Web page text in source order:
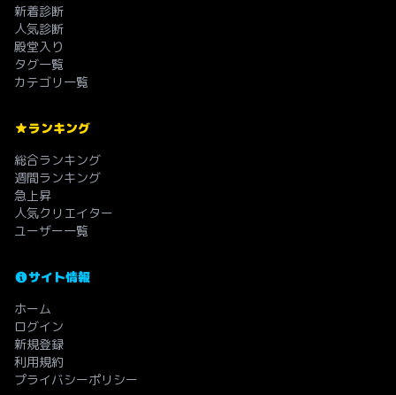
新着診断
人気診断
殿堂入り
タグ一覧
カテゴリ一覧
ランキング
総合ランキング
週間ランキング
急上昇
人気クリエイター
ユーザー一覧
サイト情報
ホーム
ログイン
新規登録
利用規約
プライバシーポリシー